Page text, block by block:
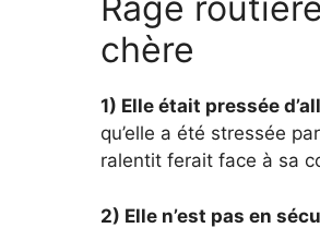
Rage
chère
1) Elle était pressée
qu’elle a été stressée
ralentit ferait face à sa
2) Elle n’est pas en